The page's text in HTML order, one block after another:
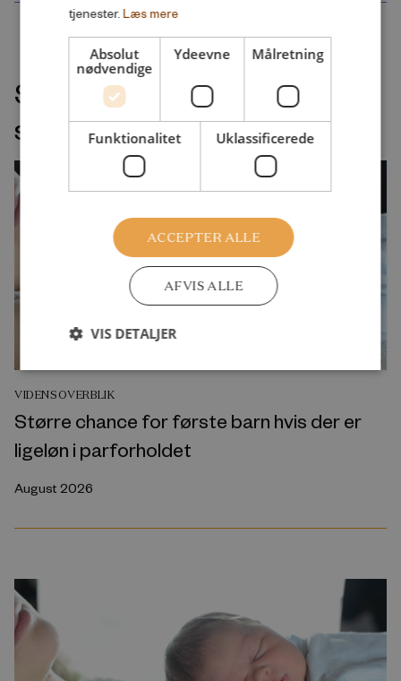
Seneste udgivelser indenfor
samme velfærdsemne
VIDENSOVERBLIK
Større chance for første barn hvis der er
ligeløn i parforholdet
August 2026
tjenester. Læs mere
Absolut
nødvendige
Ydeevne Målretning
Funktionalitet Uklassificerede
ACCEPTER ALLE
AFVIS ALLE
VIS DETALJER